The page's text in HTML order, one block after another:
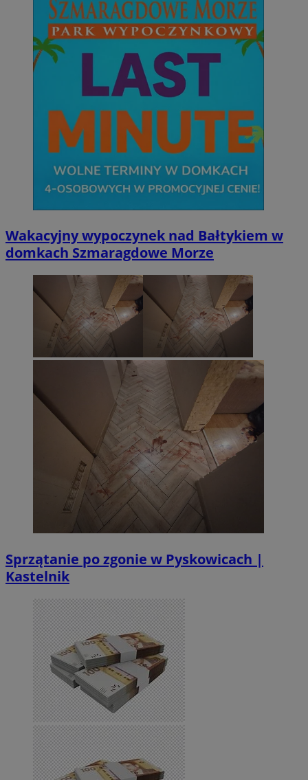
Wakacyjny wypoczynek nad Bałtykiem w
domkach Szmaragdowe Morze
Sprzątanie po zgonie w Pyskowicach |
Kastelnik